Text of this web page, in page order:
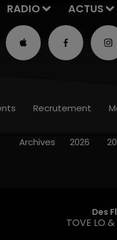
RADIO ACTUS
Des
TOVE LO
Recrutement
Archives 2026